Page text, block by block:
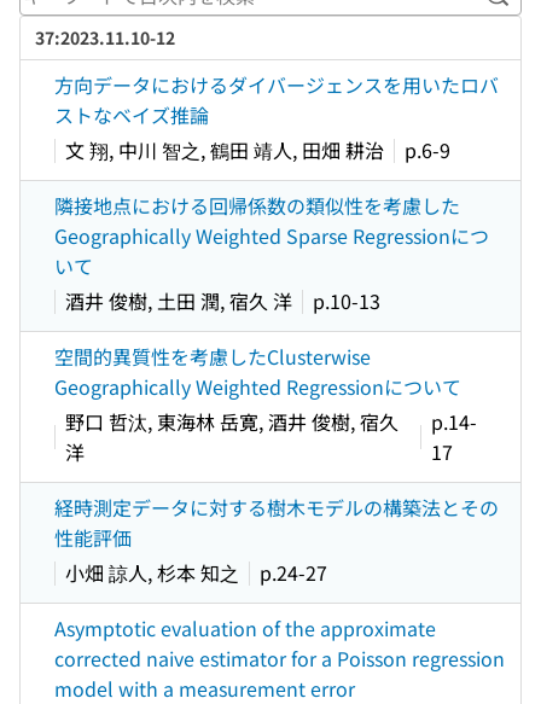
キ
37:2023.11.10-12
方向データにおけるダイバージェンスを用いたロバ
ストなベイズ推論
文 翔, 中川 智之, 鶴田 靖人, 田畑 耕治
p.6-9
隣接地点における回帰係数の類似性を考慮した
Geographically Weighted Sparse Regressionにつ
いて
酒井 俊樹, 土田 潤, 宿久 洋
p.10-13
空間的異質性を考慮したClusterwise
Geographically Weighted Regressionについて
野口 哲汰, 東海林 岳寛, 酒井 俊樹, 宿久
洋
p.14-
17
経時測定データに対する樹木モデルの構築法とその
性能評価
小畑 諒人, 杉本 知之
p.24-27
Asymptotic evaluation of the approximate
corrected naive estimator for a Poisson regression
model with a measurement error